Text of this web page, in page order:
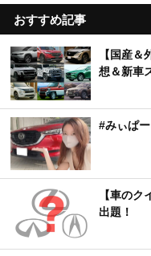
おすすめ記事
【国産
想＆新車
#みぃぱ
【車の
出題！